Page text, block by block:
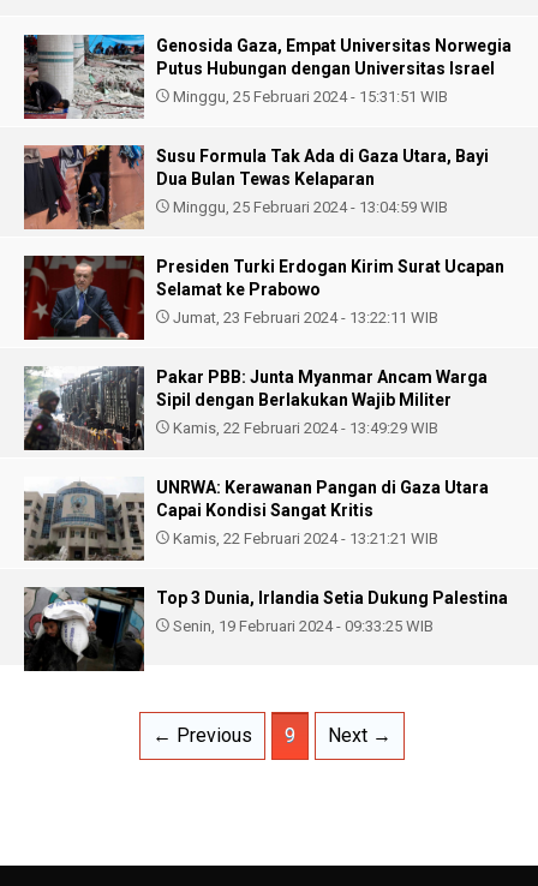
Genosida Gaza, Empat Universitas Norwegia
Putus Hubungan dengan Universitas Israel
Minggu, 25 Februari 2024 - 15:31:51 WIB
Susu Formula Tak Ada di Gaza Utara, Bayi
Dua Bulan Tewas Kelaparan
Minggu, 25 Februari 2024 - 13:04:59 WIB
Presiden Turki Erdogan Kirim Surat Ucapan
Selamat ke Prabowo
Jumat, 23 Februari 2024 - 13:22:11 WIB
Pakar PBB: Junta Myanmar Ancam Warga
Sipil dengan Berlakukan Wajib Militer
Kamis, 22 Februari 2024 - 13:49:29 WIB
UNRWA: Kerawanan Pangan di Gaza Utara
Capai Kondisi Sangat Kritis
Kamis, 22 Februari 2024 - 13:21:21 WIB
Top 3 Dunia, Irlandia Setia Dukung Palestina
Senin, 19 Februari 2024 - 09:33:25 WIB
← Previous 9 Next →